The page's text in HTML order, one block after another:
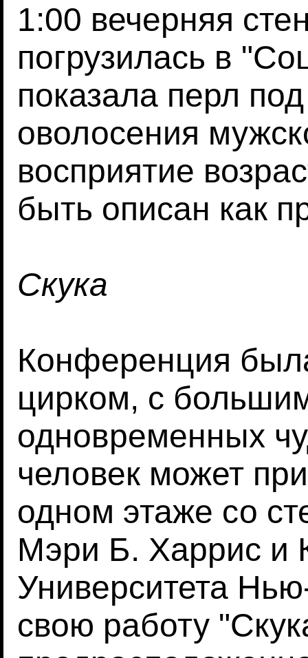
1:00 вечерняя
погрузилась в
показала перл
оволосения
восприятие
быть описан как
Скука
Конференция
цирком, с
одновременных
человек может
одном этаже со
Мэри Б. Харрис и
Университета
свою работу